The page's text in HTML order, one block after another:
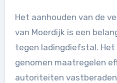
Het aanhouden van de
van Moerdijk is een
tegen ladingdiefstal.
genomen maatregelen
autoriteiten